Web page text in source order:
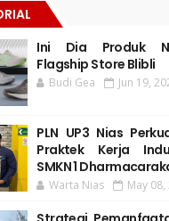
Ini Dia Produk
Flagship Store Blibli
Budi Gea Jun 19,
PLN UP3 Nias
Praktek Kerja
SMKN 1
Warta Nias May